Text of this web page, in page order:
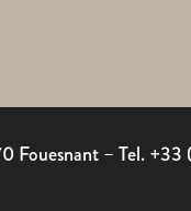
Fouesnant – Tel.